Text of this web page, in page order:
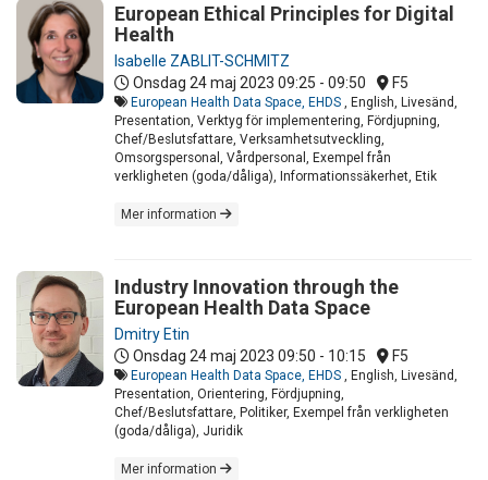
European Ethical Principles for Digital
Health
Isabelle ZABLIT-SCHMITZ
Onsdag 24 maj 2023 09:25 - 09:50 F5
European Health Data Space, EHDS
, English, Livesänd,
Presentation, Verktyg för implementering, Fördjupning,
Chef/Beslutsfattare, Verksamhetsutveckling,
Omsorgspersonal, Vårdpersonal, Exempel från
verkligheten (goda/dåliga), Informationssäkerhet, Etik
Mer information
Industry Innovation through the
European Health Data Space
Dmitry Etin
Onsdag 24 maj 2023 09:50 - 10:15 F5
European Health Data Space, EHDS
, English, Livesänd,
Presentation, Orientering, Fördjupning,
Chef/Beslutsfattare, Politiker, Exempel från verkligheten
(goda/dåliga), Juridik
Mer information